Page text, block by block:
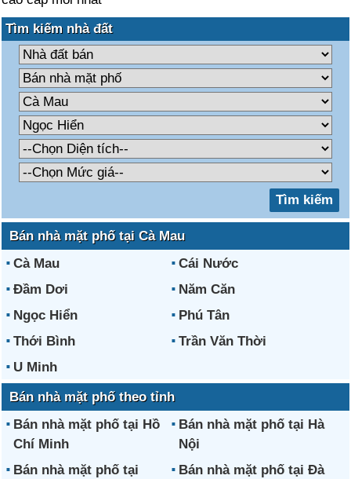
Tìm kiếm nhà đất
Bán nhà mặt phố tại Cà Mau
Cà Mau
Cái Nước
Đầm Dơi
Năm Căn
Ngọc Hiển
Phú Tân
Thới Bình
Trần Văn Thời
U Minh
Bán nhà mặt phố theo tỉnh
Bán nhà mặt phố tại Hồ
Chí Minh
Bán nhà mặt phố tại Hà
Nội
Bán nhà mặt phố tại
Bán nhà mặt phố tại Đà